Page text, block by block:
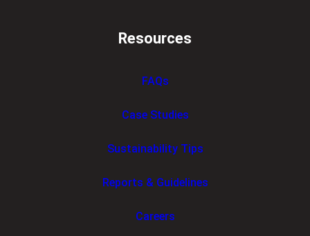
Resources
FAQs
Case Studies
Sustainability Tips
Reports & Guidelines
Careers